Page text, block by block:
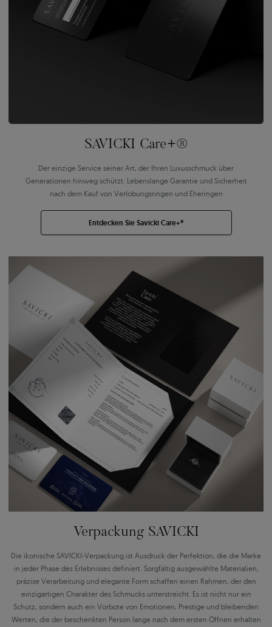
SAVICKI Care+®
Der einzige Service seiner Art, der Ihren Luxusschmuck über
Generationen hinweg schützt. Lebenslange Garantie und Sicherheit
nach dem Kauf von Verlobungsringen und Eheringen
Entdecken Sie Savicki Care+®
Verpackung SAVICKI
Die ikonische SAVICKI-Verpackung ist Ausdruck der Perfektion, die die Marke
in jeder Phase des Erlebnisses definiert. Sorgfältig ausgewählte Materialien,
präzise Verarbeitung und elegante Form schaffen einen Rahmen, der den
einzigartigen Charakter des Schmucks unterstreicht. Es ist nicht nur ein
Schutz, sondern auch ein Vorbote von Emotionen, Prestige und bleibenden
Werten, die der beschenkten Person lange nach dem ersten Öffnen erhalten